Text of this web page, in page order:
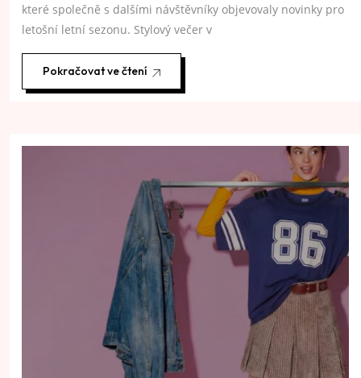
které společně s dalšími návštěvníky objevovaly novinky pro
letošní letní sezonu. Stylový večer v
Pokračovat ve čtení